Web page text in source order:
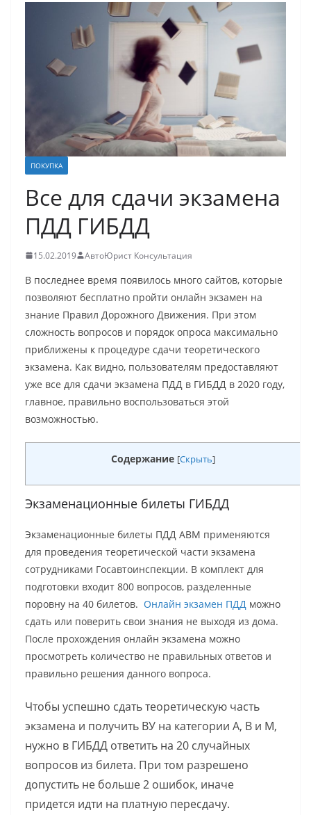
ПОКУПКА
Все для сдачи экзамена
ПДД ГИБДД
15.02.2019 АвтоЮрист Консультация
В последнее время появилось много сайтов, которые
позволяют бесплатно пройти онлайн экзамен на
знание Правил Дорожного Движения. При этом
сложность вопросов и порядок опроса максимально
приближены к процедуре сдачи теоретического
экзамена. Как видно, пользователям предоставляют
уже все для сдачи экзамена ПДД в ГИБДД в 2020 году,
главное, правильно воспользоваться этой
возможностью.
Содержание [Скрыть]
Экзаменационные билеты ГИБДД
Экзаменационные билеты ПДД ABМ применяются
для проведения теоретической части экзамена
сотрудниками Госавтоинспекции. В комплект для
подготовки входит 800 вопросов, разделенные
поровну на 40 билетов. Онлайн экзамен ПДД можно
сдать или поверить свои знания не выходя из дома.
После прохождения онлайн экзамена можно
просмотреть количество не правильных ответов и
правильно решения данного вопроса.
Чтобы успешно сдать теоретическую часть
экзамена и получить ВУ на категории А, В и М,
нужно в ГИБДД ответить на 20 случайных
вопросов из билета. При том разрешено
допустить не больше 2 ошибок, иначе
придется идти на платную пересдачу.